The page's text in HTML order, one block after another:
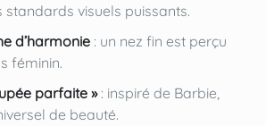
standards visuels puissants.
d’harmonie: un nez fin est perçu
féminin.
parfaite »: inspiré de Barbie,
de beauté.